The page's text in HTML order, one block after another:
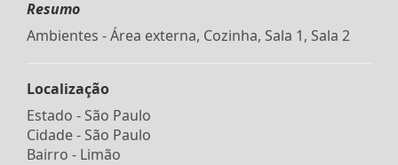
Resumo
Ambientes - Área externa, Cozinha, Sala 1, Sala 2
Localização
Estado - São Paulo
Cidade - São Paulo
Bairro - Limão